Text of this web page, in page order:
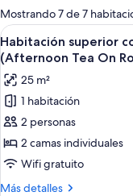
para
las
habitaciones
Mostrando 7 de 7
Ver
todas
las
fotos
de
Habitación
superior
con
2
5
Habitación superior
(Afternoon Tea On
25 m²
1 habitación
2 personas
2 camas individuales
Wifi gratuito
Más detalles
Más